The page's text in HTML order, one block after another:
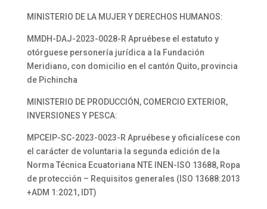
MINISTERIO DE LA MUJER Y DERECHOS HUMANOS:
MMDH-DAJ-2023-0028-R Apruébese el estatuto y
otórguese personería jurídica a la Fundación
Meridiano, con domicilio en el cantón Quito, provincia
de Pichincha
MINISTERIO DE PRODUCCIÓN, COMERCIO EXTERIOR,
INVERSIONES Y PESCA:
MPCEIP-SC-2023-0023-R Apruébese y oficialícese con
el carácter de voluntaria la segunda edición de la
Norma Técnica Ecuatoriana NTE INEN-ISO 13688, Ropa
de protección – Requisitos generales (ISO 13688:2013
+ADM 1:2021, IDT)